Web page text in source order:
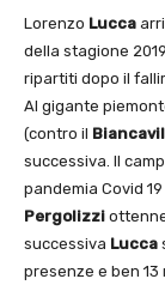
Lorenzo Lucca
della stagione
ripartiti dopo il
Al gigante
(contro il
successiva. Il
pandemia Covid
Pergolizzi
successiva Lucca
presenze e ben